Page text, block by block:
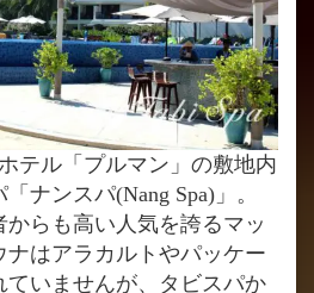
テル「プルマン」の敷地内
ナンスパ(Nang Spa)」。
らも高い人気を誇るマッ
はアラカルトやパッケー
ていませんが、タビスパか